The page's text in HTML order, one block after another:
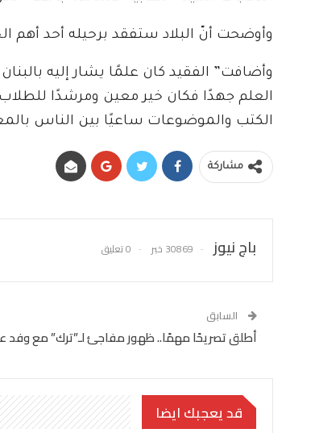
وأوضحت أنّ البلاد ستفقد برحيله أحد أهم
وأضافت” الفقيد كان علمًا يشار إليه
العلم جهدًا فكان خير معين ومرشدًا
الكتب والموضوعات ساعيًا بين الناس
مشاركة
باج نيوز 30869 خبر 0 تعليق
السابق
أطلق تصريحًا مهمًا.. ظهور مفاجئ لـ”ترك” مع
قد يعجبك ايضا